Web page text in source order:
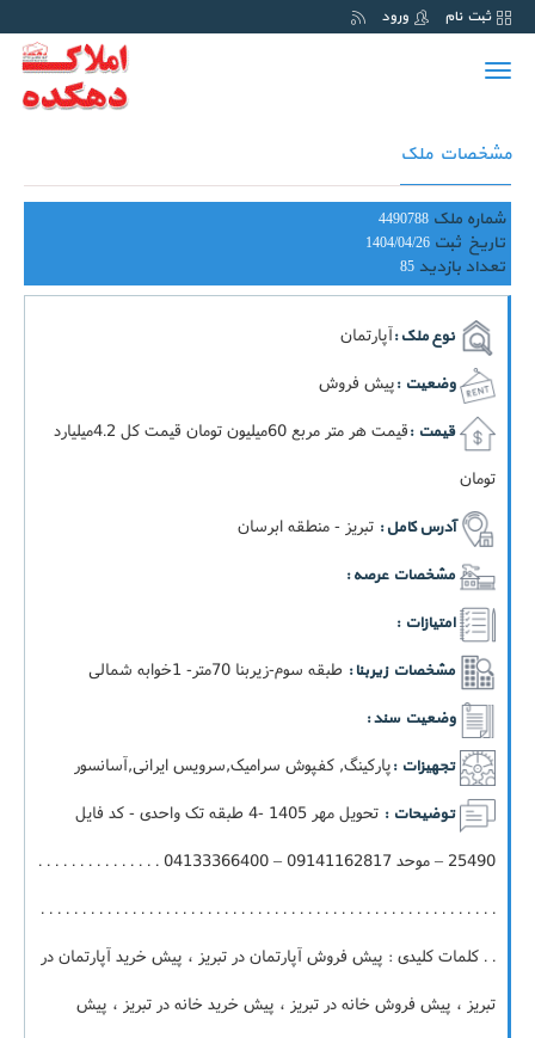
ثبت نام ورود
Toggle
مشخصات ملک
شماره ملک 4490788
تاریخ ثبت 1404/04/26
تعداد بازدید 85
نوع ملک :آپارتمان
وضعیت :پیش فروش
قیمت :
قيمت هر متر مربع 60ميليون تومان قيمت کل 4.2ميليارد
تومان
آدرس کامل : تبریز - منطقه ابرسان
مشخصات عرصه :
امتیازات :
مشخصات زیربنا : طبقه سوم-زيربنا 70متر- 1خوابه شمالی
وضعیت سند :
تجهیزات :پارکینگ, کفپوش سرامیک,سرویس ایرانی,آسانسور
توضیحات :
تحویل مهر 1405 -4 طبقه تک واحدی - کد فایل
25490 – موحد 09141162817 – 04133366400 . . . . . . . . . . . . . . .
. . . . . . . . . . . . . . . . . . . . . . . . . . . . . . . . . . . . . . . . . . . . . . . . . . . . . . .
. . کلمات کلیدی : پیش فروش آپارتمان در تبریز ، پیش خرید آپارتمان در
تبریز ، پیش فروش خانه در تبریز ، پیش خرید خانه در تبریز ، پیش